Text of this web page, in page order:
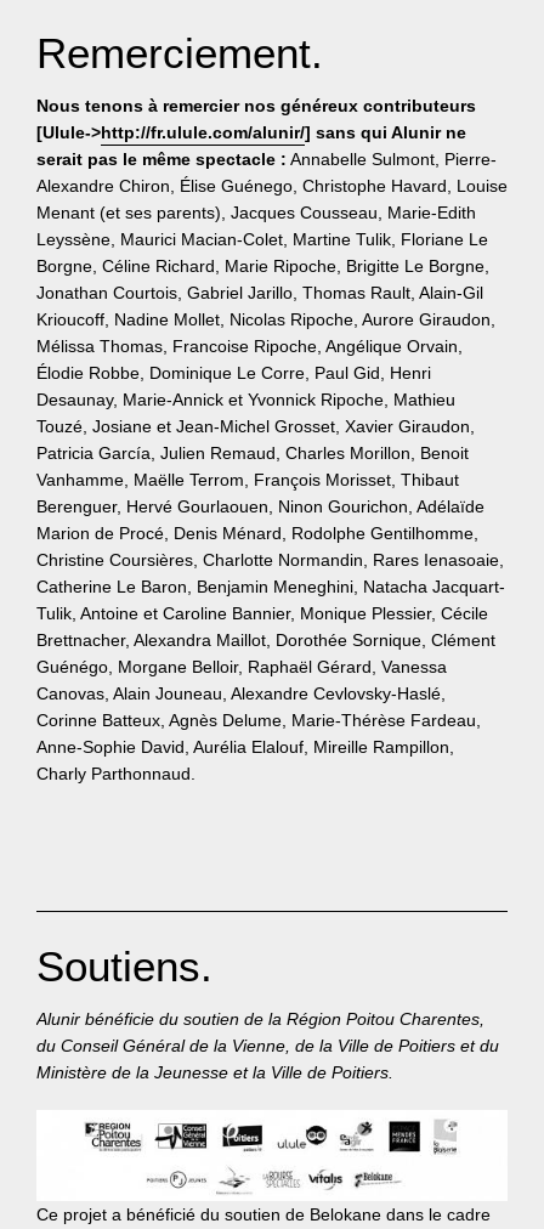
Remerciement.
Nous tenons à remercier nos généreux contributeurs
[Ulule->http://fr.ulule.com/alunir/] sans qui Alunir ne
serait pas le même spectacle : Annabelle Sulmont, Pierre-
Alexandre Chiron, Élise Guénego, Christophe Havard, Louise
Menant (et ses parents), Jacques Cousseau, Marie-Edith
Leyssène, Maurici Macian-Colet, Martine Tulik, Floriane Le
Borgne, Céline Richard, Marie Ripoche, Brigitte Le Borgne,
Jonathan Courtois, Gabriel Jarillo, Thomas Rault, Alain-Gil
Krioucoff, Nadine Mollet, Nicolas Ripoche, Aurore Giraudon,
Mélissa Thomas, Francoise Ripoche, Angélique Orvain,
Élodie Robbe, Dominique Le Corre, Paul Gid, Henri
Desaunay, Marie-Annick et Yvonnick Ripoche, Mathieu
Touzé, Josiane et Jean-Michel Grosset, Xavier Giraudon,
Patricia García, Julien Remaud, Charles Morillon, Benoit
Vanhamme, Maëlle Terrom, François Morisset, Thibaut
Berenguer, Hervé Gourlaouen, Ninon Gourichon, Adélaïde
Marion de Procé, Denis Ménard, Rodolphe Gentilhomme,
Christine Coursières, Charlotte Normandin, Rares Ienasoaie,
Catherine Le Baron, Benjamin Meneghini, Natacha Jacquart-
Tulik, Antoine et Caroline Bannier, Monique Plessier, Cécile
Brettnacher, Alexandra Maillot, Dorothée Sornique, Clément
Guénégo, Morgane Belloir, Raphaël Gérard, Vanessa
Canovas, Alain Jouneau, Alexandre Cevlovsky-Haslé,
Corinne Batteux, Agnès Delume, Marie-Thérèse Fardeau,
Anne-Sophie David, Aurélia Elalouf, Mireille Rampillon,
Charly Parthonnaud.
Soutiens.
Alunir bénéficie du soutien de la Région Poitou Charentes,
du Conseil Général de la Vienne, de la Ville de Poitiers et du
Ministère de la Jeunesse et la Ville de Poitiers.
Ce projet a bénéficié du soutien de Belokane dans le cadre